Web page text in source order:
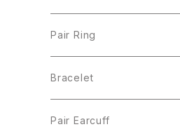
Pair Ring
Bracelet
Pair Earcuff